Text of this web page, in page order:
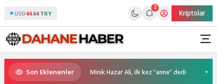
USD44.64 TRY
2
Kriptolar
Son Eklenenler
ile İstanbul’da Minik Hazar Ali, ilk kez “anne” dedi